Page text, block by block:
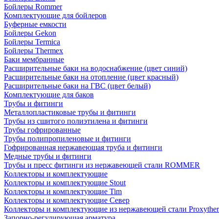
Бойлеры Rommer
Комплектующие для бойлеров
Буферные емкости
Бойлеры Gekon
Бойлеры Termica
Бойлеры Thermex
Баки мембранные
Расширительные баки на водоснабжение (цвет синий)
Расширительные баки на отопление (цвет красный)
Расширительные баки на ГВС (цвет белый)
Комплектующие для баков
Трубы и фитинги
Металлопластиковые трубы и фитинги
Трубы из сшитого полиэтилена и фитинги
Трубы гофрированные
Трубы полипропиленовые и фитинги
Гофрированная нержавеющая труба и фитинги
Медные трубы и фитинги
Трубы и пресс фитинги из нержавеющей стали ROMMER
Коллекторы и комплектующие
Коллекторы и комплектующие Stout
Коллекторы и комплектующие Tim
Коллекторы и комплектующие Север
Коллекторы и комплектующие из нержавеющей стали